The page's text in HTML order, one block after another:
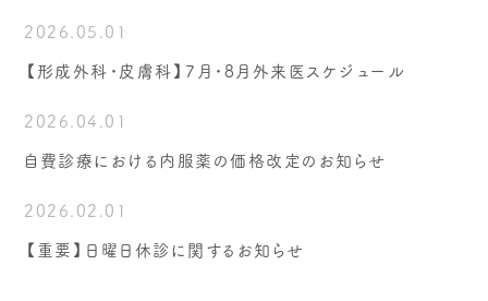
2026.05.01
【形成外科・皮膚科】7月・8月外来医スケジュール
2026.04.01
自費診療における内服薬の価格改定のお知らせ
2026.02.01
【重要】日曜日休診に関するお知らせ